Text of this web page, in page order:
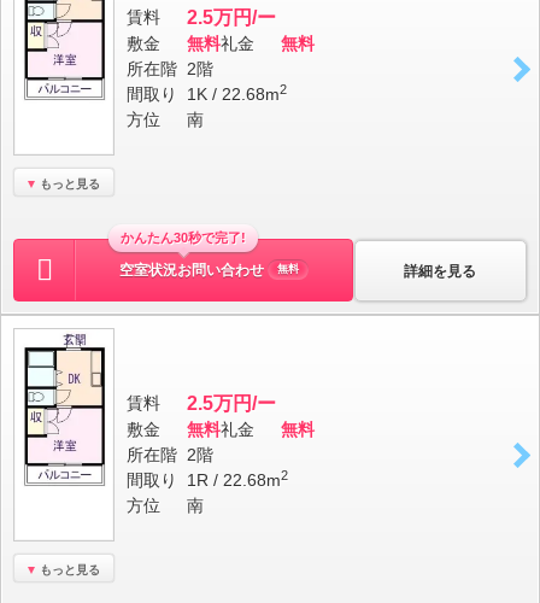
もっと見る
賃料 2.5万円/ー
敷金 無料礼金
無料
所在階 2階
間取り
1K / 22.68m2
方位 南
詳細を見る
かんたん30秒で完了!
空室状況お問い合わせ 無料
もっと見る
賃料 2.5万円/ー
敷金 無料礼金
無料
所在階 2階
間取り
1R / 22.68m2
方位 南